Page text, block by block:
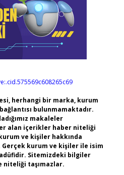
herhangi bir marka, kurum
bulunmamaktadır.
makaleler
alan içerikler haber niteliği
ve kişiler hakkında
Gerçek kurum ve kişiler ile isim
Sitemizdeki bilgiler
niteliği taşımazlar.